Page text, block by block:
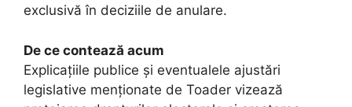
exclusivă în deciziile de anulare.
De ce contează acum
Explicațiile publice și eventualele ajustări
legislative menționate de Toader vizează